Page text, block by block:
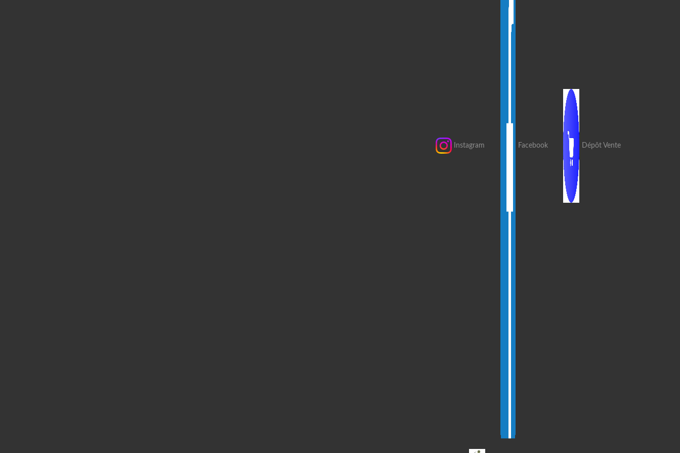
Instagram Facebook Dépôt Vente